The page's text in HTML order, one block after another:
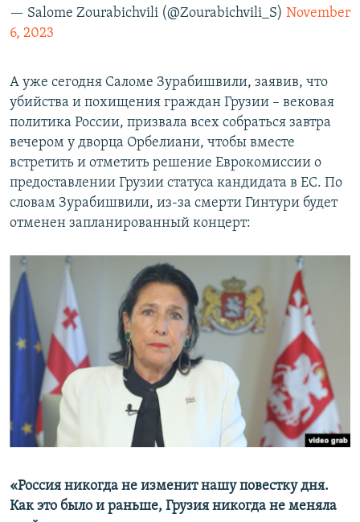
— Salome Zourabichvili (@Zourabichvili_S) November
6, 2023
А уже сегодня Саломе Зурабишвили, заявив, что
убийства и похищения граждан Грузии – вековая
политика России, призвала всех собраться завтра
вечером у дворца Орбелиани, чтобы вместе
встретить и отметить решение Еврокомиссии о
предоставлении Грузии статуса кандидата в ЕС. По
словам Зурабишвили, из-за смерти Гинтури будет
отменен запланированный концерт:
«Россия никогда не изменит нашу повестку дня.
Как это было и раньше, Грузия никогда не меняла